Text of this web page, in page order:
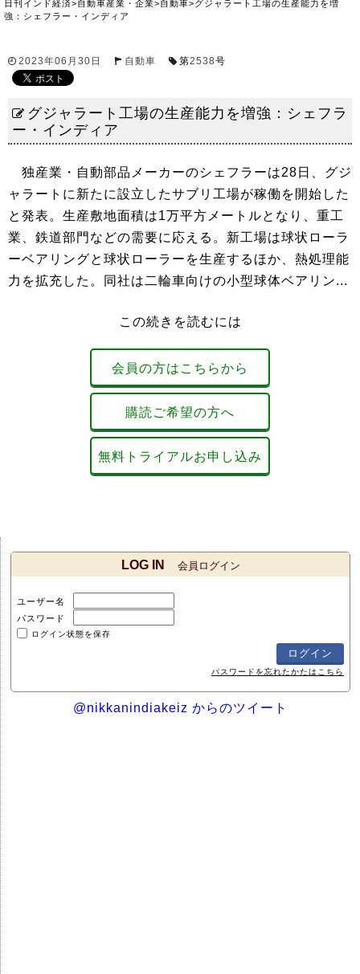
日刊インド経済>自動車産業・企業>自動車>グジャラート工場の生産能力を増
強：シェフラー・インディア
2023年06月30日 自動車 第2538号
グジャラート工場の生産能力を増強：シェフラ
ー・インディア
独産業・自動部品メーカーのシェフラーは28日、グジ
ャラートに新たに設立したサブリ工場が稼働を開始した
と発表。生産敷地面積は1万平方メートルとなり、重工
業、鉄道部門などの需要に応える。新工場は球状ローラ
ーベアリングと球状ローラーを生産するほか、熱処理能
力を拡充した。同社は二輪車向けの小型球体ベアリン...
この続きを読むには
会員の方はこちらから
購読ご希望の方へ
無料トライアルお申し込み
LOG IN 会員ログイン
ユーザー名
パスワード
ログイン状態を保存
パスワードを忘れたかたはこちら
@nikkanindiakeiz からのツイート